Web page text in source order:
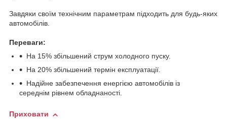
Завдяки своїм технічним параметрам підходить для будь-яких
автомобілів.
Переваги:
На 15% збільшений струм холодного пуску.
На 20% збільшений термін експлуатації.
Надійне забезпечення енергією автомобілів із
середнім рівнем обладнаності.
Приховати